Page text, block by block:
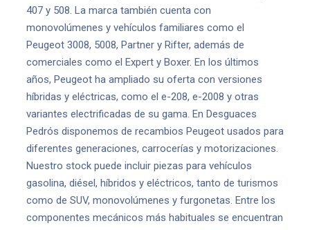
407 y 508. La marca también cuenta con
monovolúmenes y vehículos familiares como el
Peugeot 3008, 5008, Partner y Rifter, además de
comerciales como el Expert y Boxer. En los últimos
años, Peugeot ha ampliado su oferta con versiones
híbridas y eléctricas, como el e-208, e-2008 y otras
variantes electrificadas de su gama. En Desguaces
Pedrós disponemos de recambios Peugeot usados para
diferentes generaciones, carrocerías y motorizaciones.
Nuestro stock puede incluir piezas para vehículos
gasolina, diésel, híbridos y eléctricos, tanto de turismos
como de SUV, monovolúmenes y furgonetas. Entre los
componentes mecánicos más habituales se encuentran